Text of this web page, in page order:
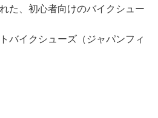
た、初心者向けのバイクシュー
バイクシューズ（ジャパンフィ